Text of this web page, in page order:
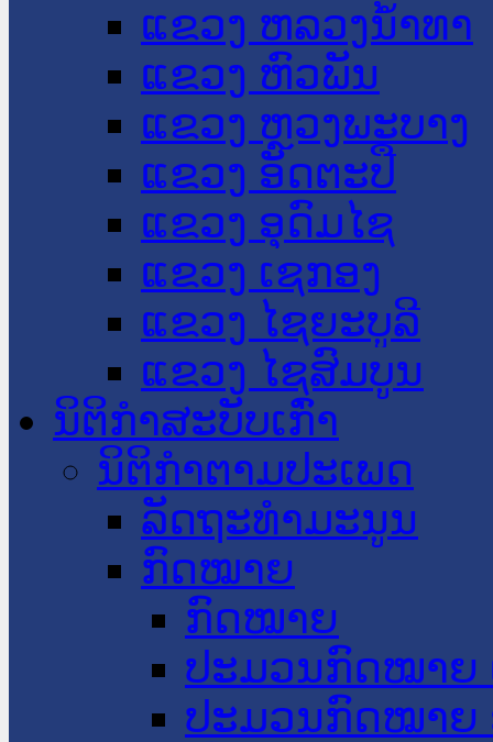
ແຂວງ ຫລວງນໍ້າທາ
ແຂວງ ຫົວພັນ
ແຂວງ ຫຼວງພະບາງ
ແຂວງ ອັດຕະປື
ແຂວງ ອຸດົມໄຊ
ແຂວງ ເຊກອງ
ແຂວງ ໄຊຍະບູລີ
ແຂວງ ໄຊສົມບູນ
ນິຕິກໍາສະບັບເກົ່າ
ນິຕິກຳຕາມປະເພດ
ລັດຖະທໍາມະນູນ
ກົດໝາຍ
ກົດໝາຍ
ປະມວນກົດໝາຍ
ປະມວນກົດໝາຍ